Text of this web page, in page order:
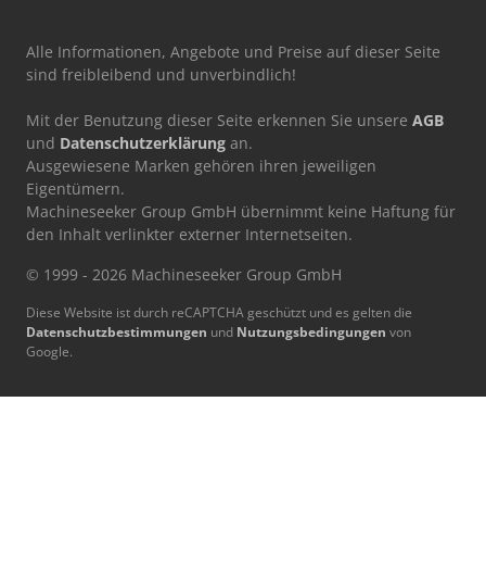
Alle Informationen, Angebote und Preise auf dieser Seite
sind freibleibend und unverbindlich!
Mit der Benutzung dieser Seite erkennen Sie unsere AGB
und Datenschutzerklärung an.
Ausgewiesene Marken gehören ihren jeweiligen
Eigentümern.
Machineseeker Group GmbH übernimmt keine Haftung für
den Inhalt verlinkter externer Internetseiten.
© 1999 - 2026 Machineseeker Group GmbH
Diese Website ist durch reCAPTCHA geschützt und es gelten die
Datenschutzbestimmungen und Nutzungsbedingungen von
Google.